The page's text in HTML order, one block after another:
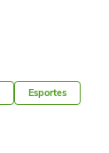
Esportes